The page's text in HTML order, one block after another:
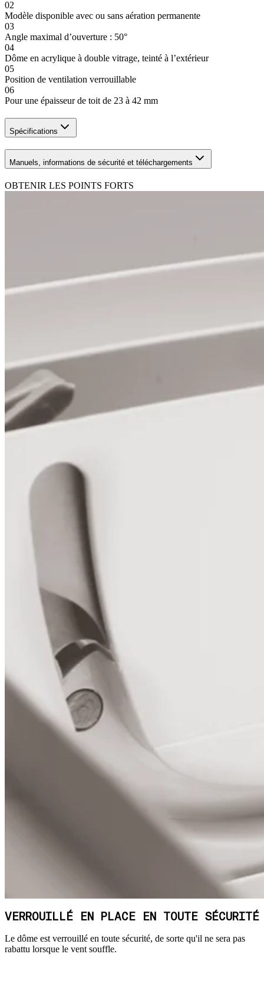
02
Modèle disponible avec ou sans aération permanente
03
Angle maximal d’ouverture : 50°
04
Dôme en acrylique à double vitrage, teinté à l’extérieur
05
Position de ventilation verrouillable
06
Pour une épaisseur de toit de 23 à 42 mm
Spécifications
Manuels, informations de sécurité et téléchargements
OBTENIR LES POINTS FORTS
VERROUILLÉ EN PLACE EN TOUTE SÉCURITÉ
Le dôme est verrouillé en toute sécurité, de sorte qu'il ne sera pas
rabattu lorsque le vent souffle.